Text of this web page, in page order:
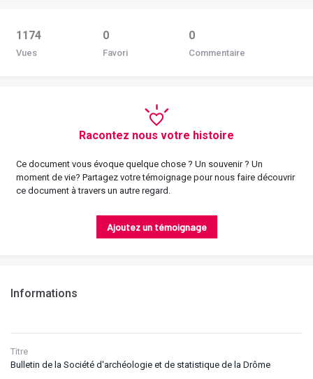
Informations
Titre
Bulletin de la Société d'archéologie et de statistique de la Drôme
1174
Vues
0
Favori
0
Commentaire
Racontez nous votre histoire
Ce document vous évoque quelque chose ? Un souvenir ? Un
moment de vie? Partagez votre témoignage pour nous faire découvrir
ce document à travers un autre regard.
Ajoutez un témoignage